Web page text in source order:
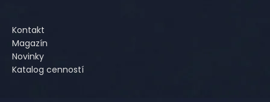
Kontakt
Magazín
Novinky
Katalog cenností